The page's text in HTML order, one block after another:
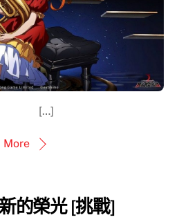
[…]
More
的榮光 [挑戰]